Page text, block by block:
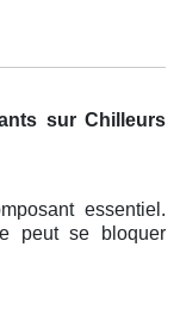
sur Chilleurs
essentiel.
peut se bloquer